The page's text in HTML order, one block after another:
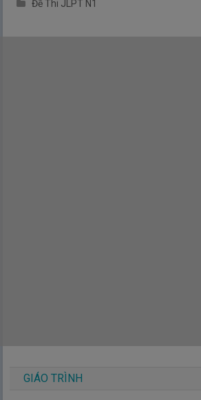
Đề Thi JLPT N1
GIÁO TRÌNH